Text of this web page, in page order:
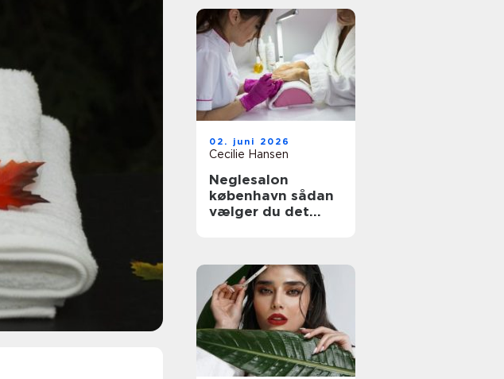
02. juni 2026
Cecilie Hansen
Neglesalon
københavn sådan
vælger du det